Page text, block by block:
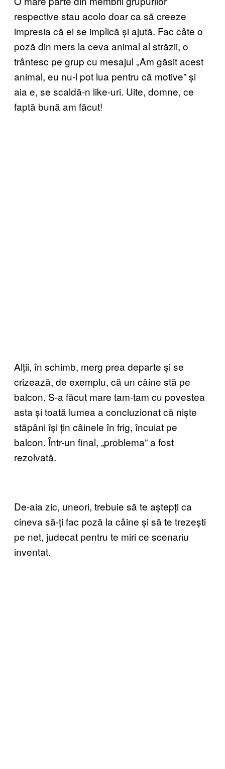
respective stau acolo doar ca să creeze
impresia că ei se implică și ajută. Fac câte o
poză din mers la ceva animal al străzii, o
trântesc pe grup cu mesajul „Am găsit acest
animal, eu nu-l pot lua pentru că motive” și
aia e, se scaldă-n like-uri. Uite, domne, ce
faptă bună am făcut!
Alții, în schimb, merg prea departe și se
crizează, de exemplu, că un câine stă pe
balcon. S-a făcut mare tam-tam cu povestea
asta și toată lumea a concluzionat că niște
stăpâni își țin câinele în frig, încuiat pe
balcon. Într-un final, „problema” a fost
rezolvată.
De-aia zic, uneori, trebuie să te aștepți ca
cineva să-ți fac poză la câine și să te trezești
pe net, judecat pentru te miri ce scenariu
inventat.